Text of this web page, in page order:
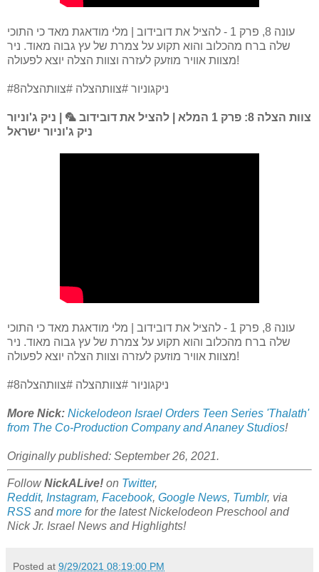
עונה 8, פרק 1 - להציל את דובידוב | מלי מודאגת מאד כי התוכי
שלה ברח מהכלוב והוא תקוע על צמרת של עץ גבוה מאוד. ניר
מצוות אוויר מוזעק לעזרה וצוות הצלה יוצא לפעולה!
#ניקגוניור #צוותהצלה #צוותהצלה8
צוות הצלה 8: פרק 1 המלא | להציל את דובידוב 🦜 | ניק ג'וניור
ניק ג'וניור ישראל
עונה 8, פרק 1 - להציל את דובידוב | מלי מודאגת מאד כי התוכי
שלה ברח מהכלוב והוא תקוע על צמרת של עץ גבוה מאוד. ניר
מצוות אוויר מוזעק לעזרה וצוות הצלה יוצא לפעולה!
#ניקגוניור #צוותהצלה #צוותהצלה8
More Nick: Nickelodeon Israel Orders Teen Series 'Thalath'
from The Co-Production Company and Ananey Studios!
Originally published: September 26, 2021.
FollowNickALive! on Twitter,
Reddit, Instagram, Facebook, Google News, Tumblr, via
RSS andmore for the latestNickelodeon Preschool and
Nick Jr. Israel News and Highlights!
Posted at 9/29/2021 08:19:00 PM